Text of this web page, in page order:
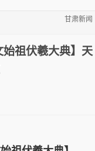
甘肃新闻
始祖伏羲大典】天